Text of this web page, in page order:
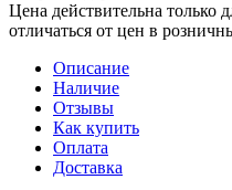
Цена действительна только
отличаться от цен в
Описание
Наличие
Отзывы
Как купить
Оплата
Доставка